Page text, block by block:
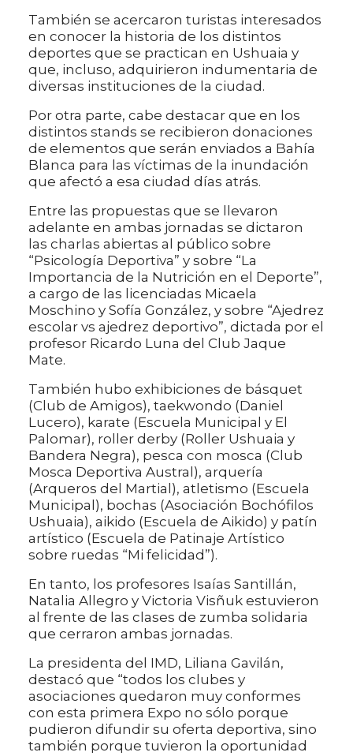
También se acercaron turistas interesados
en conocer la historia de los distintos
deportes que se practican en Ushuaia y
que, incluso, adquirieron indumentaria de
diversas instituciones de la ciudad.
Por otra parte, cabe destacar que en los
distintos stands se recibieron donaciones
de elementos que serán enviados a Bahía
Blanca para las víctimas de la inundación
que afectó a esa ciudad días atrás.
Entre las propuestas que se llevaron
adelante en ambas jornadas se dictaron
las charlas abiertas al público sobre
“Psicología Deportiva” y sobre “La
Importancia de la Nutrición en el Deporte”,
a cargo de las licenciadas Micaela
Moschino y Sofía González, y sobre “Ajedrez
escolar vs ajedrez deportivo”, dictada por el
profesor Ricardo Luna del Club Jaque
Mate.
También hubo exhibiciones de básquet
(Club de Amigos), taekwondo (Daniel
Lucero), karate (Escuela Municipal y El
Palomar), roller derby (Roller Ushuaia y
Bandera Negra), pesca con mosca (Club
Mosca Deportiva Austral), arquería
(Arqueros del Martial), atletismo (Escuela
Municipal), bochas (Asociación Bochófilos
Ushuaia), aikido (Escuela de Aikido) y patín
artístico (Escuela de Patinaje Artístico
sobre ruedas “Mi felicidad”).
En tanto, los profesores Isaías Santillán,
Natalia Allegro y Victoria Visñuk estuvieron
al frente de las clases de zumba solidaria
que cerraron ambas jornadas.
La presidenta del IMD, Liliana Gavilán,
destacó que “todos los clubes y
asociaciones quedaron muy conformes
con esta primera Expo no sólo porque
pudieron difundir su oferta deportiva, sino
también porque tuvieron la oportunidad